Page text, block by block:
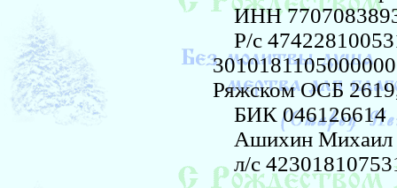
ИНН
Р/с
Ряжском ОСБ
БИК 046126614
Ашихин Михаил
л/с